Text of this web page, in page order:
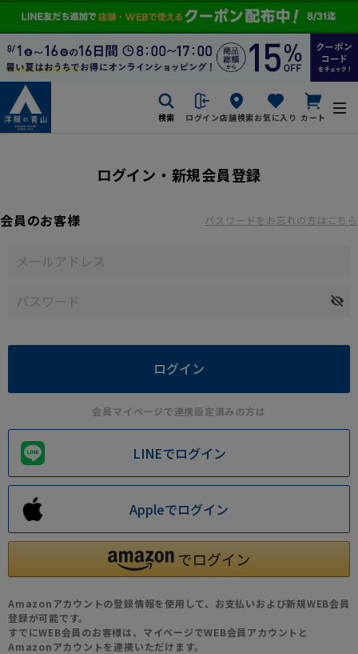
検索 ログイン店舗検索お気に入り カート
ログイン・新規会員登録
会員のお客様 パスワードをお忘れの方はこちら
会員マイページで連携設定済みの方は
LINEでログイン
Appleでログイン
Amazonアカウントの登録情報を使用して、お支払いおよび新規WEB会員
登録が可能です。
すでにWEB会員のお客様は、マイページでWEB会員アカウントと
Amazonアカウントを連携いただけます。